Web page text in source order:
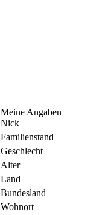
Meine Angaben
Nick
Familienstand
Geschlecht
Alter
Land
Bundesland
Wohnort